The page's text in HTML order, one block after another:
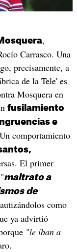
,
Carrasco. Una
precisamente, a
de la Tele' es
Mosquera en
fusilamiento
e
comportamiento
El primer
maltrato a
de
como
ya advirtió
"le iban a